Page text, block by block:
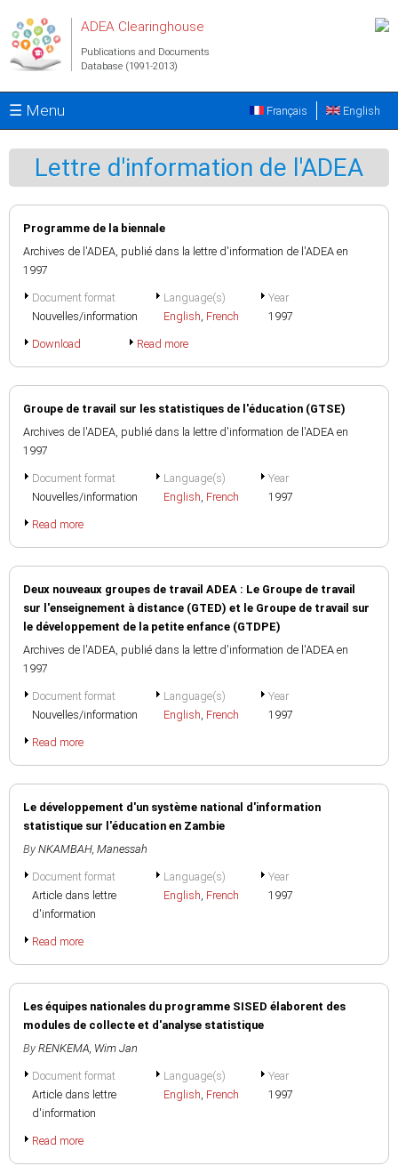
ADEA Clearinghouse
Publications and Documents
Database (1991-2013)
☰ Menu English
Français
Lettre d'information de l'ADEA
Programme de la biennale
Archives de l'ADEA, publié dans la lettre d'information de l'ADEA en
1997
Document format
Nouvelles/information
Language(s)
English, French
Year
1997
Download Read more
Groupe de travail sur les statistiques de l'éducation (GTSE)
Archives de l'ADEA, publié dans la lettre d'information de l'ADEA en
1997
Document format
Nouvelles/information
Language(s)
English, French
Year
1997
Read more
Deux nouveaux groupes de travail ADEA : Le Groupe de travail
sur l'enseignement à distance (GTED) et le Groupe de travail sur
le développement de la petite enfance (GTDPE)
Archives de l'ADEA, publié dans la lettre d'information de l'ADEA en
1997
Document format
Nouvelles/information
Language(s)
English, French
Year
1997
Read more
Le développement d'un système national d'information
statistique sur l'éducation en Zambie
By NKAMBAH, Manessah
Document format
Article dans lettre
d'information
Language(s)
English, French
Year
1997
Read more
Les équipes nationales du programme SISED élaborent des
modules de collecte et d'analyse statistique
By RENKEMA, Wim Jan
Document format
Article dans lettre
d'information
Language(s)
English, French
Year
1997
Read more